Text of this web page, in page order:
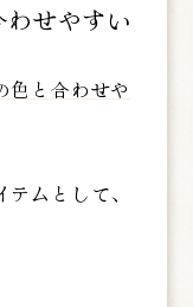
せやすい
色と合わせや
ムとして、